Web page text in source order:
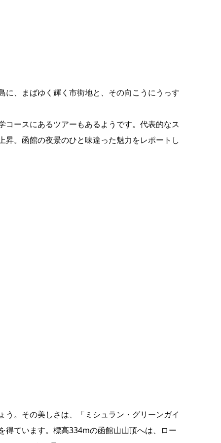
、まばゆく輝く市街地と、その向こうにうっす
ースにあるツアーもあるようです。代表的なス
。函館の夜景のひと味違った魅力をレポートし
。その美しさは、「ミシュラン・グリーンガイ
得ています。標高334mの函館山山頂へは、ロー